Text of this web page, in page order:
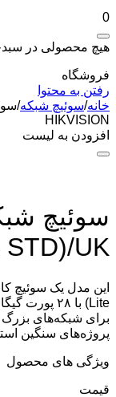
0
هیچ محصولی در
فروشگاه
رفتن به محتوا
خانه/سوئیچ شبکه/
HIKVISION
افزودن به لیست
STD)/UK برند HIKVISION
برای شبکه‌های بزرگ
پروژه‌های سنگین
ویژگی های محصول
قيمت